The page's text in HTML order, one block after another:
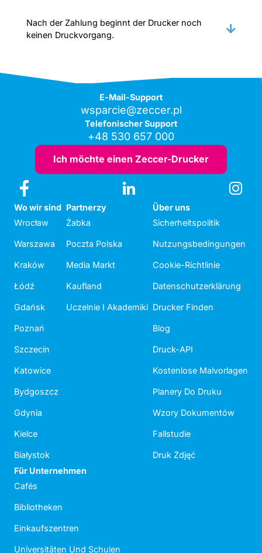
Nach der Zahlung beginnt der Drucker noch
keinen Druckvorgang.
E-Mail-Support
wsparcie@zeccer.pl
Telefonischer Support
+48 530 657 000
Ich möchte einen Zeccer-Drucker
Wo wir sind
Wrocław
Warszawa
Kraków
Łódź
Gdańsk
Poznań
Szczecin
Katowice
Bydgoszcz
Gdynia
Kielce
Białystok
Partnerzy
Żabka
Poczta Polska
Media Markt
Kaufland
Uczelnie I Akademiki
Über uns
Sicherheitspolitik
Nutzungsbedingungen
Cookie-Richtlinie
Datenschutzerklärung
Drucker Finden
Blog
Druck-API
Kostenlose Malvorlagen
Planery Do Druku
Wzory Dokumentów
Fallstudie
Druk Zdjęć
Für Unternehmen
Cafés
Bibliotheken
Einkaufszentren
Universitäten Und Schulen